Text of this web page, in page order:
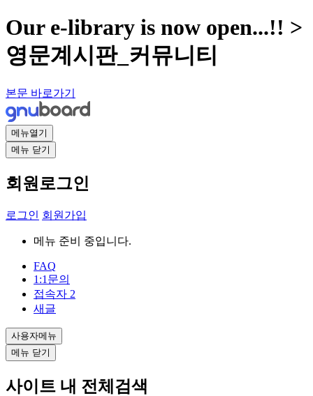
Our e-library is now open...!! >
영문계시판_커뮤니티
본문 바로가기
메뉴열기
메뉴 닫기
회원로그인
로그인 회원가입
메뉴 준비 중입니다.
FAQ
1:1문의
접속자 2
새글
사용자메뉴
메뉴 닫기
사이트 내 전체검색